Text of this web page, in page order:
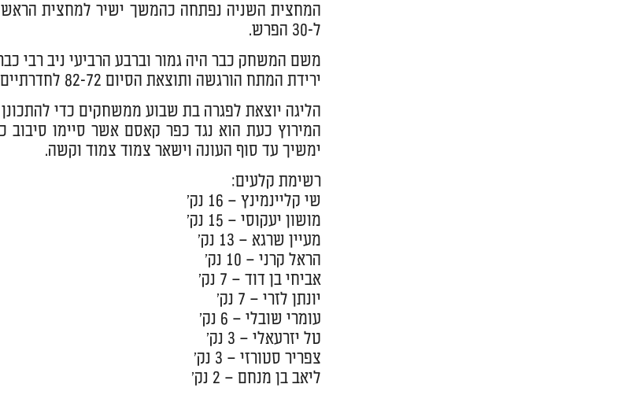
המחצית השניה נפתחה כהמשך ישיר למחצית
ל-30 הפרש.
משם המשחק כבר היה גמור וברבע הרביעי ניב רבי
ירידת המתח הורגשה ותוצאת הסיום 82-72 לחדרתיים שמסיימים סיבוב מושלם ללא הפסדים.
הליגה יוצאת לפגרה בת שבוע ממשחקים כדי להתכונן
המירוץ כעת הוא נגד כפר קאסם אשר סיימו
ימשיך עד סוף העונה וישאר צמוד צמוד וקשה.
רשימת קלעים:
שי קליינמינץ – 16 נק'
מושון יעקוסי – 15 נק'
מעיין שרגא – 13 נק'
הראל קרני – 10 נק'
אביחי בן דוד – 7 נק'
יונתן לזרי – 7 נק'
עומרי שובלי – 6 נק'
טל יזרעאלי – 3 נק'
צפריר סטורזי – 3 נק'
ליאב בן מנחם – 2 נק'